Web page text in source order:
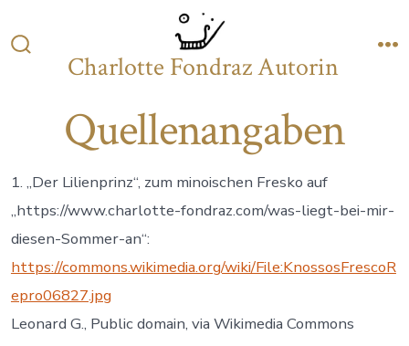
Inhalt
ein-/ausblenden
Charlotte Fondraz Autorin
Quellenangaben
1. „Der Lilienprinz“, zum minoischen Fresko auf
„https://www.charlotte-fondraz.com/was-liegt-bei-mir-
diesen-Sommer-an“:
https://commons.wikimedia.org/wiki/File:KnossosFrescoR
epro06827.jpg
Leonard G., Public domain, via Wikimedia Commons